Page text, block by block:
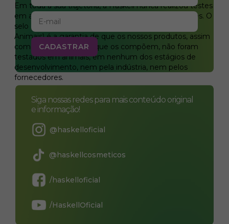
Em toda a sua trajetória, a Haskell nunca realizou testes
em animais e repudia qualquer crueldade contra eles. O
selo PETA (Pessoas para o Tratamento Ético de
Animais) é a garantia de que os nossos produtos, assim
como os ingredientes que os compõem, não foram
testados em animais, em nenhum dos estágios de
desenvolvimento, nem pela indústria, nem pelos
fornecedores.
Siga nossas redes para mais conteúdo original
e informação!
@haskelloficial
@haskellcosmeticos
/haskelloficial
/HaskellOficial